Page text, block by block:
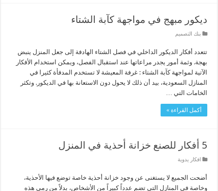
ديكور مبهج في مواجهة كآبة الشتاء
بنك التصميم
تتعدد أفكار الديكور الداخلي في فصل الشتاء الهادفة إلى جعل المنزل ينبض
بهجة. وثمة أمور يجدر مراعاتها عند استقبال الفصل، ويمكن استخدام الأفكار
الآتية لمواجهة كآبة الشتاء : غرفة المعيشة لا تستخدم المدفأة كثيرا في
المنازل السعودية، بيد أن ذلك لا يحول دون الاستعانة بها في الديكور. وتكثر
الخامات التي …
أكمل القراءة »
5 أفكار للصنع خزانة أحذية في المنزل
افكار يدوية
أضحت الجميع لا يستغنى عن وجود خزانة أحذية خاصة توضع فيها الأحذية،
وخاصة في المنازل التي تضم عدداً كبيراً من الأشخاص، بدلاً من رمي هذه